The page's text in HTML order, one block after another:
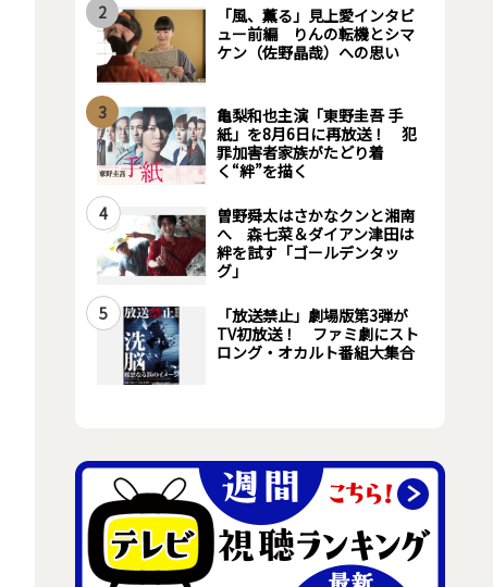
2
「風、薫る」見上愛インタビ
ュー前編 りんの転機とシマ
ケン（佐野晶哉）への思い
3
亀梨和也主演「東野圭吾 手
紙」を8月6日に再放送！ 犯
罪加害者家族がたどり着
く“絆”を描く
4
曽野舜太はさかなクンと湘南
へ 森七菜＆ダイアン津田は
絆を試す「ゴールデンタッ
グ」
5
「放送禁止」劇場版第3弾が
TV初放送！ ファミ劇にスト
ロング・オカルト番組大集合